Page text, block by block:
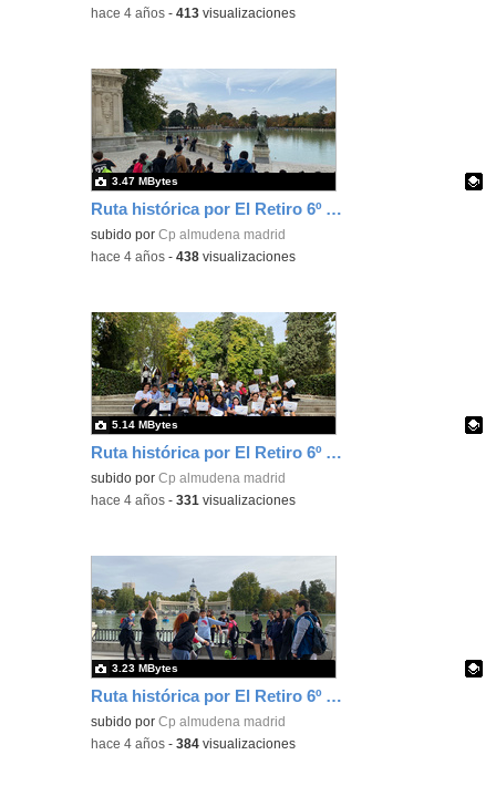
-hace 4 años -413 visualizaciones
Ruta histórica por El Retiro 6º Ed. Primaria 15
Contenido educativo.
subido porCp almudena madrid
3.47 MBytes
-hace 4 años -438 visualizaciones
Ruta histórica por El Retiro 6º Ed. Primaria 16
Contenido educativo.
subido porCp almudena madrid
5.14 MBytes
-hace 4 años -331 visualizaciones
Ruta histórica por El Retiro 6º Ed. Primaria 17
Contenido educativo.
subido porCp almudena madrid
3.23 MBytes
-hace 4 años -384 visualizaciones